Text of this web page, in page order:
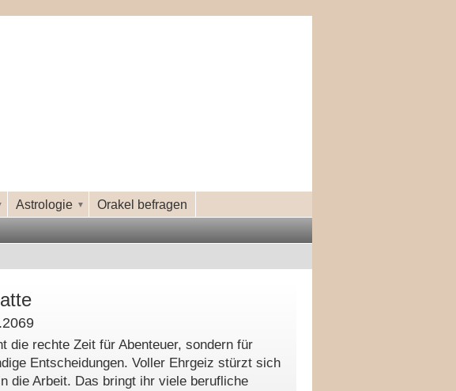
Astrologie Orakel befragen
die rechte Zeit für Abenteuer, sondern für
Entscheidungen. Voller Ehrgeiz stürzt sich
die Arbeit. Das bringt ihr viele berufliche